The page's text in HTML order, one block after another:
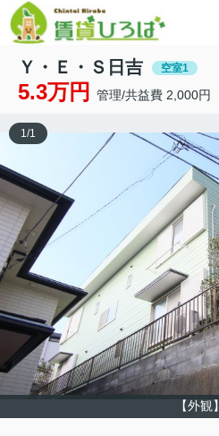
Ｙ・Ｅ・Ｓ日吉 空室1
5.3万円 管理/共益費 2,000円
【外観】
1/1